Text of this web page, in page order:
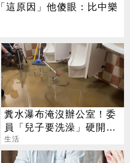
這原因」他傻眼：比中樂
糞水瀑布淹沒辦公室！委
員「兒子要洗澡」硬開水
塔 鄰居大崩潰
生活